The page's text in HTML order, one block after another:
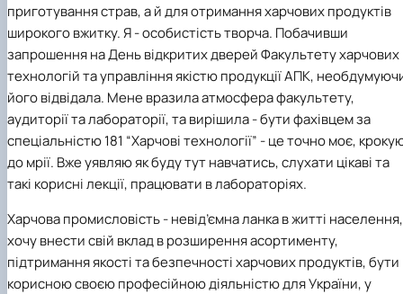
приготування страв, а й для отримання харчових продуктів
широкого вжитку. Я - особистість творча. Побачивши
запрошення на День відкритих дверей Факультету харчових
технологій та управління якістю продукції АПК,
його відвідала. Мене вразила атмосфера факультету,
аудиторії та лабораторії, та вирішила - бути фахівцем за
спеціальністю 181 “Харчові технології” - це точно моє,
до мрії. Вже уявляю як буду тут навчатись, слухати цікаві та
такі корисні лекції, працювати в лабораторіях.
Харчова промисловість - невід’ємна ланка в житті населення,
хочу внести свій вклад в розширення асортименту,
підтримання якості та безпечності харчових продуктів, бути
корисною своєю професійною діяльністю для України, у